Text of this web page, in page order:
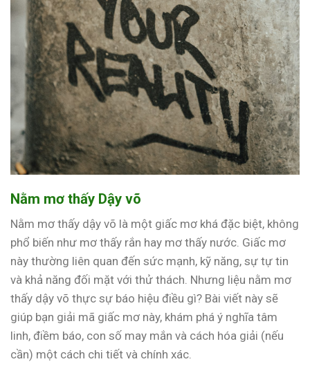
Nằm mơ thấy Dậy võ
Nằm mơ thấy dậy võ là một giấc mơ khá đặc biệt, không
phổ biến như mơ thấy rắn hay mơ thấy nước. Giấc mơ
này thường liên quan đến sức mạnh, kỹ năng, sự tự tin
và khả năng đối mặt với thử thách. Nhưng liệu nằm mơ
thấy dậy võ thực sự báo hiệu điều gì? Bài viết này sẽ
giúp bạn giải mã giấc mơ này, khám phá ý nghĩa tâm
linh, điềm báo, con số may mắn và cách hóa giải (nếu
cần) một cách chi tiết và chính xác.